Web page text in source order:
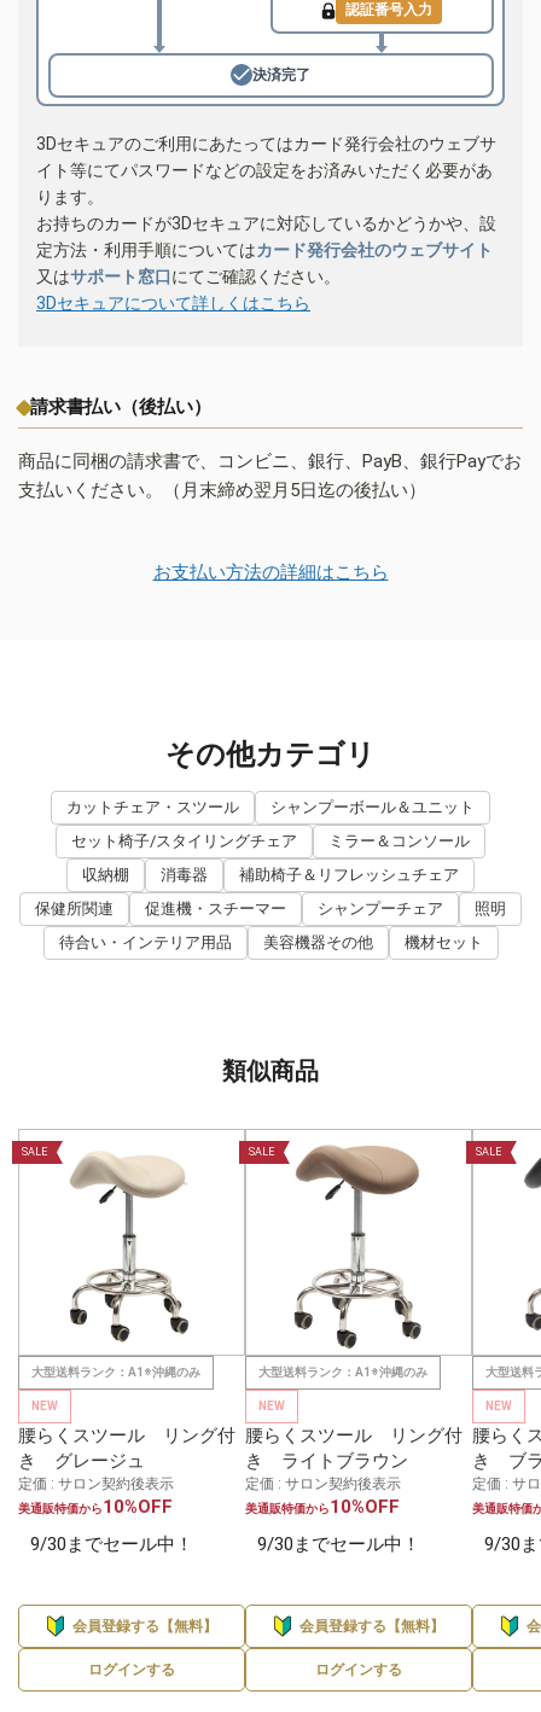
認証番号入力
決済完了
3Dセキュアのご利用にあたってはカード発行会社のウェブサ
イト等にてパスワードなどの設定をお済みいただく必要があ
ります。
お持ちのカードが3Dセキュアに対応しているかどうかや、設
定方法・利用手順についてはカード発行会社のウェブサイト
又はサポート窓口にてご確認ください。
3Dセキュアについて詳しくはこちら
請求書払い（後払い）
商品に同梱の請求書で、コンビニ、銀行、PayB、銀行Payでお
支払いください。（月末締め翌月5日迄の後払い）
お支払い方法の詳細はこちら
その他カテゴリ
カットチェア・スツール
シャンプーボール＆ユニット
セット椅子/スタイリングチェア
ミラー＆コンソール
収納棚
消毒器
補助椅子＆リフレッシュチェア
保健所関連
促進機・スチーマー シャンプーチェア
照明
待合い・インテリア用品
美容機器その他 機材セット
類似商品
SALE
大型送料ランク：A1※沖縄のみ
NEW
腰らくスツール リング付
き グレージュ
定価 : サロン契約後表示
美通販特価から10%OFF
9/30までセール中！
会員登録する【無料】
ログインする
SALE
大型送料ランク：A1※沖縄のみ
NEW
腰らくスツール リング付
き ライトブラウン
定価 : サロン契約後表示
美通販特価から10%OFF
9/30までセール中！
会員登録する【無料】
ログインする
SALE
大型送料
NEW
腰らく
き ブ
定価 : サ
美通販特価
9/30